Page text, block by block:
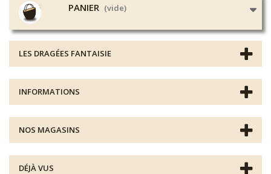
PANIER (vide)
LES DRAGÉES FANTAISIE
INFORMATIONS
NOS MAGASINS
DÉJÀ VUS